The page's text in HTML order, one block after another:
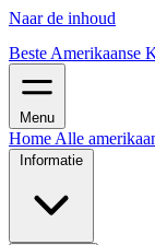
Naar de inhoud
Beste Amerikaanse
Menu
Home Alle
Informatie